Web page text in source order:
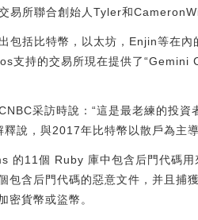
易所聯合創始人Tyler和
包括比特幣，以太坊，Enjin等在
支持的交易所現在提供了“Gemini
采訪時說：“這是最老練的投
說，與2017年比特幣以散戶為主
的11個 Ruby 庫中包含后門代碼
包含后門代碼的惡意文件，并且捕
密貨幣或盜幣。